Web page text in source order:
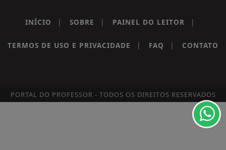
INÍCIO | SOBRE | PAINEL DO LEITOR |
TERMOS DE USO E PRIVACIDADE | FAQ | CONTATO
PORTAL DO PROFESSOR - TODOS OS DIREITOS RESERVADOS
Termos de Uso e Privacidade
de Uso e Privacidade.